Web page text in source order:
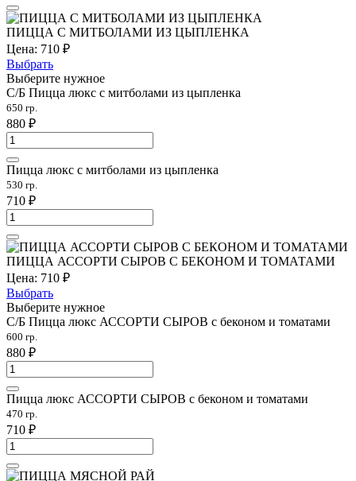
ПИЦЦА С МИТБОЛАМИ ИЗ ЦЫПЛЕНКА
Цена: 710 ₽
Выбрать
Выберите нужное
С/Б Пицца люкс с митболами из цыпленка
650 гр.
880 ₽
Пицца люкс с митболами из цыпленка
530 гр.
710 ₽
ПИЦЦА АССОРТИ СЫРОВ С БЕКОНОМ И ТОМАТАМИ
Цена: 710 ₽
Выбрать
Выберите нужное
С/Б Пицца люкс АССОРТИ СЫРОВ с беконом и томатами
600 гр.
880 ₽
Пицца люкс АССОРТИ СЫРОВ с беконом и томатами
470 гр.
710 ₽